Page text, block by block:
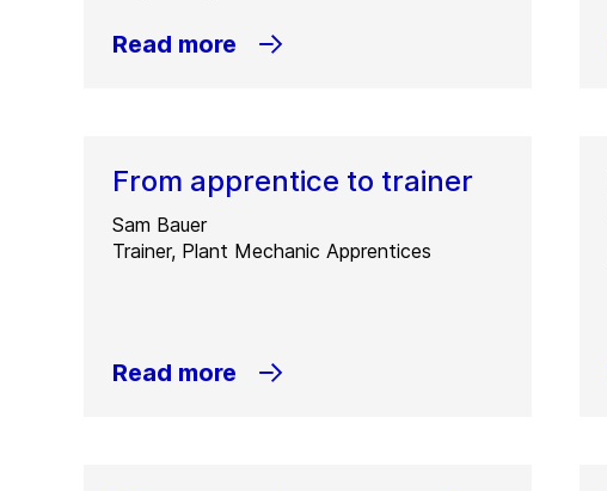
Read more
From apprentice to trainer
Sam Bauer
Trainer, Plant Mechanic Apprentices
Read more